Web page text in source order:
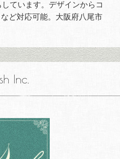
ています。デザインからコ
ど対応可能。大阪府八尾市
Inc.